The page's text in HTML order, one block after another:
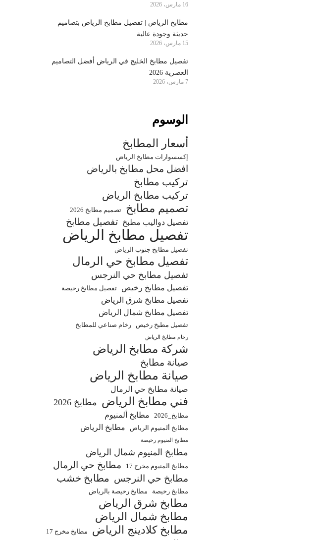
16 مارس، 2026
مطابخ الرياض | تفصيل مطابخ الرياض بتصاميم
حديثة وجودة عالية
15 مارس، 2026
تفصيل مطابخ الخليج في الرياض أفضل التصاميم
العصرية 2026
7 مارس، 2026
الوسوم
أسعار المطابخ
إكسسوارات مطابخ الرياض
افضل محل مطابخ بالرياض
تركيب مطابخ
تركيب مطابخ الرياض
تصميم مطابخ تصميم مطابخ 2026
تفصيل دواليب مطبخ تفصيل مطابخ
تفصيل مطابخ الرياض
تفصيل مطابخ جنوب الرياض
تفصيل مطابخ حي الرمال
تفصيل مطابخ حي النرجس
تفصيل مطابخ رخيص تفصيل مطابخ رخيصة
تفصيل مطابخ شرق الرياض
تفصيل مطابخ شمال الرياض
تفصيل مطبخ رخيص رخام صناعي للمطابخ
رخام مطابخ الرياض
شركة مطابخ الرياض
صيانة مطابخ
صيانة مطابخ الرياض
صيانة مطابخ حي الرمال
فني مطابخ الرياض مطابخ 2026
مطابخ_2026 مطابخ ألمنيوم
مطابخ ألمنيوم الرياض مطابخ الرياض
مطابخ المنيوم رخيصة
مطابخ المنيوم شمال الرياض
مطابخ المنيوم مخرج 17
مطابخ حي الرمال
مطابخ حي النرجس مطابخ خشب
مطابخ رخيصة مطابخ رخيصة بالرياض
مطابخ شرق الرياض
مطابخ شمال الرياض
مطابخ كلادينج الرياض
مطابخ مخرج 17